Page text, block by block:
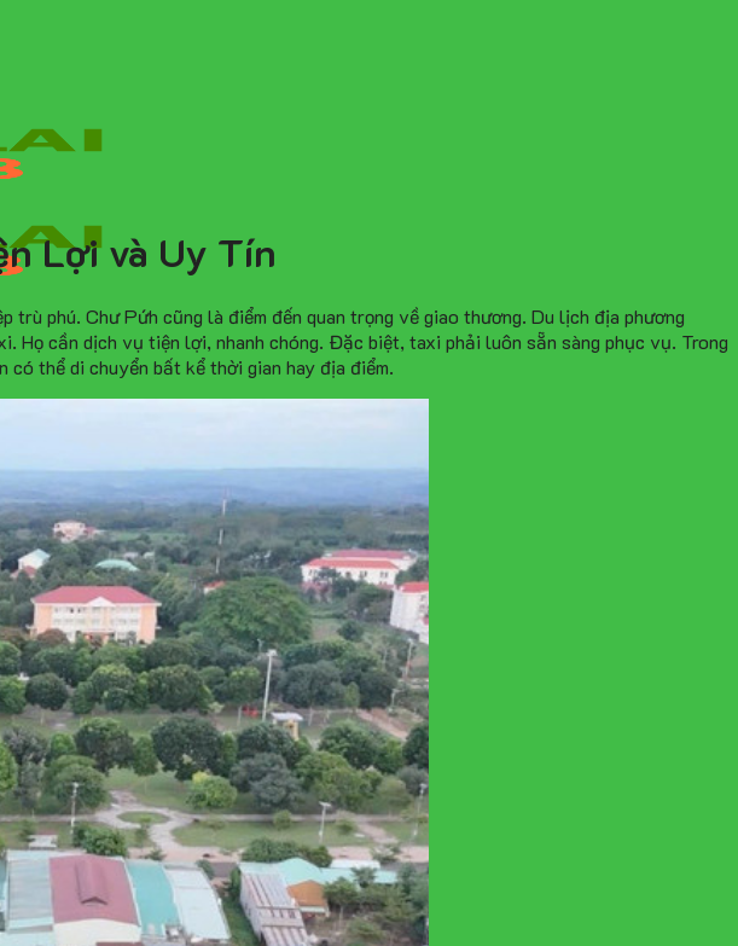
Lợi và Uy Tín
phú. Chư Pứh cũng là điểm đến quan trọng về giao thương. Du lịch địa phương
Họ cần dịch vụ tiện lợi, nhanh chóng. Đặc biệt, taxi phải luôn sẵn sàng phục vụ. Trong
thể di chuyển bất kể thời gian hay địa điểm.